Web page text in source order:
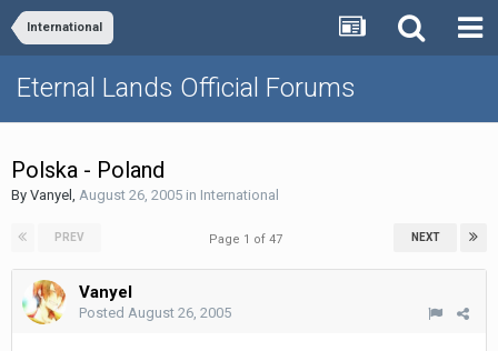
International
Eternal Lands Official Forums
Polska - Poland
By Vanyel , August 26, 2005 in International
PREV NEXT
Page 1 of 47
Vanyel
Posted August 26, 2005